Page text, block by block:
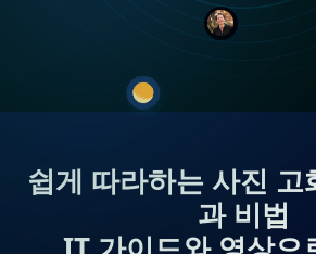
쉽게 따라하는 사진 고
과 비법